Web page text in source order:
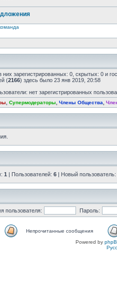
них зарегистрированных: 0, скрытых: 0 и
(2166) здесь было 23 янв 2019, 20:58
нет зарегистрированных
Супермодераторы Члены Общества
1 | Пользователей: 6 | Новый пользователь:
пользователя: Пароль:
Непрочитанные сообщения
Powered by